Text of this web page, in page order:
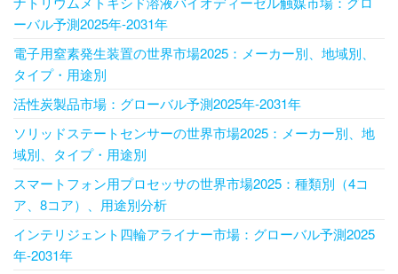
ーバル予測2025年-2031年
電子用窒素発生装置の世界市場2025：メーカー別、地域別、
タイプ・用途別
活性炭製品市場：グローバル予測2025年-2031年
ソリッドステートセンサーの世界市場2025：メーカー別、地
域別、タイプ・用途別
スマートフォン用プロセッサの世界市場2025：種類別（4コ
ア、8コア）、用途別分析
インテリジェント四輪アライナー市場：グローバル予測2025
年-2031年